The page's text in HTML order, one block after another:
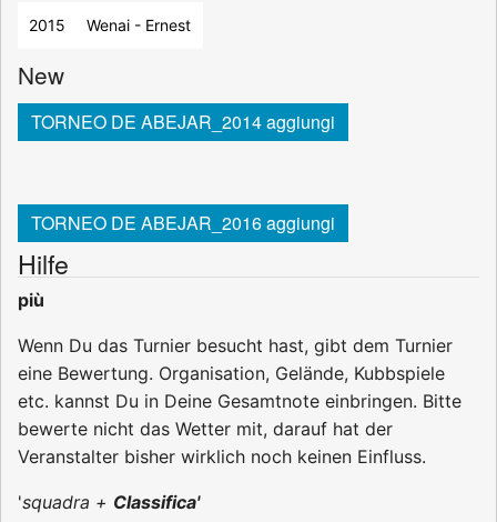
2015 Wenai - Ernest
New
TORNEO DE ABEJAR_2014 aggiungi
TORNEO DE ABEJAR_2016 aggiungi
Hilfe
più
Wenn Du das Turnier besucht hast, gibt dem Turnier
eine Bewertung. Organisation, Gelände, Kubbspiele
etc. kannst Du in Deine Gesamtnote einbringen. Bitte
bewerte nicht das Wetter mit, darauf hat der
Veranstalter bisher wirklich noch keinen Einfluss.
'squadra + Classifica'